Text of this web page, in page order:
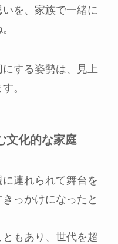
を、家族で一緒に
する姿勢は、見上
。
文化的な家庭
連れられて舞台を
っかけになったと
もあり、世代を超